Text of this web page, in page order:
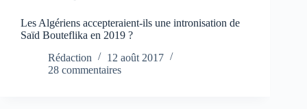
Les Algériens accepteraient-ils une intronisation de
Saïd Bouteflika en 2019 ?
Rédaction
12 août 2017
28 commentaires